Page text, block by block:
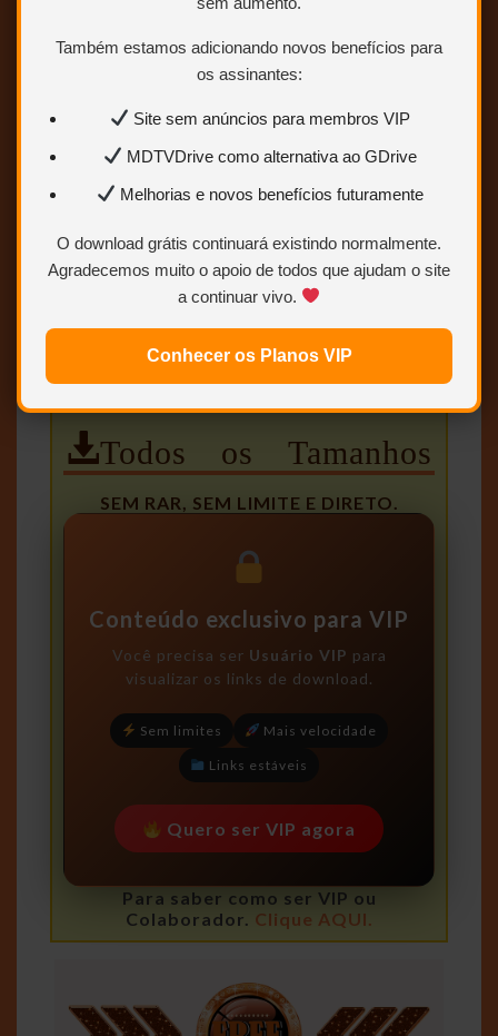
Também estamos adicionando novos benefícios para
os assinantes:
Site sem anúncios para membros VIP
MDTVDrive como alternativa ao GDrive
Melhorias e novos benefícios futuramente
O download grátis continuará existindo normalmente.
Agradecemos muito o apoio de todos que ajudam o site
a continuar vivo.
Conhecer os Planos VIP
Todos os Tamanhos
SEM RAR, SEM LIMITE E DIRETO.
Conteúdo exclusivo para VIP
Você precisa ser Usuário VIP para
visualizar os links de download.
Sem limites Mais velocidade
Links estáveis
Quero ser VIP agora
Para saber como ser VIP ou
Colaborador. Clique AQUI.